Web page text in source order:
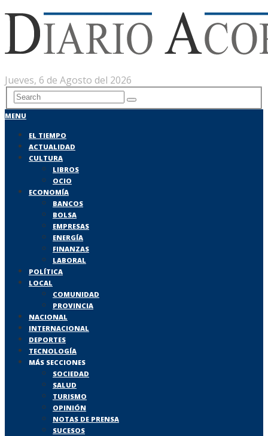
Jueves, 6 de Agosto del 2026
MENU
EL TIEMPO
ACTUALIDAD
CULTURA
LIBROS
OCIO
ECONOMÍA
BANCOS
BOLSA
EMPRESAS
ENERGÍA
FINANZAS
LABORAL
POLÍTICA
LOCAL
COMUNIDAD
PROVINCIA
NACIONAL
INTERNACIONAL
DEPORTES
TECNOLOGÍA
MÁS SECCIONES
SOCIEDAD
SALUD
TURISMO
OPINIÓN
NOTAS DE PRENSA
SUCESOS